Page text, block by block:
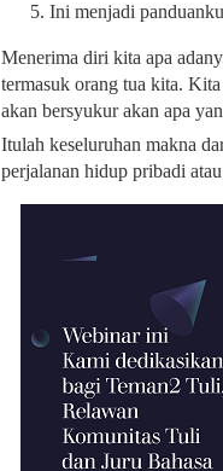
Ini menjadi
Menerima diri kita apa
termasuk orang tua kita.
akan bersyukur akan apa
Itulah keseluruhan makna
perjalanan hidup pribadi